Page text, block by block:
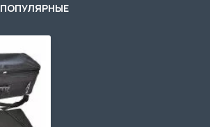
ПОПУЛЯРНЫЕ